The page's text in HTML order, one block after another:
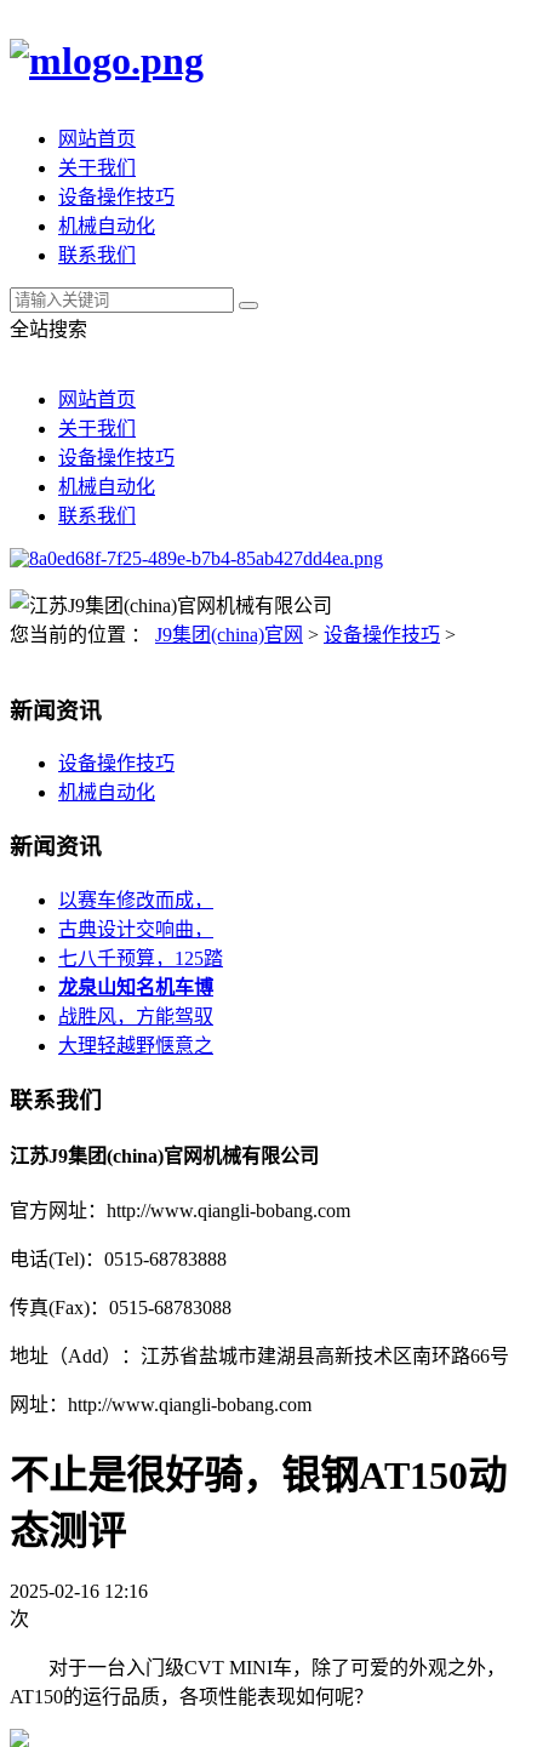
网站首页
关于我们
设备操作技巧
机械自动化
联系我们
全站搜索
网站首页
关于我们
设备操作技巧
机械自动化
联系我们
您当前的位置 ： J9集团(china)官网 > 设备操作技巧 >
新闻资讯
设备操作技巧
机械自动化
新闻资讯
以赛车修改而成，
古典设计交响曲，
七八千预算，125踏
龙泉山知名机车博
战胜风，方能驾驭
大理轻越野惬意之
联系我们
江苏J9集团(china)官网机械有限公司
官方网址：http://www.qiangli-bobang.com
电话(Tel)：0515-68783888
传真(Fax)：0515-68783088
地址（Add）：江苏省盐城市建湖县高新技术区南环路66号
网址：http://www.qiangli-bobang.com
不止是很好骑，银钢AT150动
态测评
2025-02-16 12:16
次
对于一台入门级CVT MINI车，除了可爱的外观之外，
AT150的运行品质，各项性能表现如何呢？